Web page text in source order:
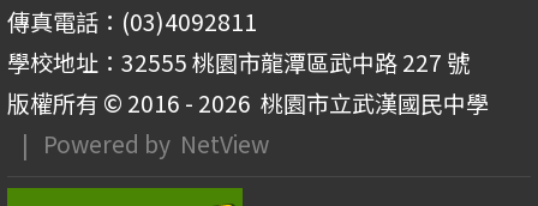
傳真電話：(03)4092811
學校地址：32555 桃園市龍潭區武中路 227 號
版權所有 © 2016 - 2026 桃園市立武漢國民中學
| Powered by NetView